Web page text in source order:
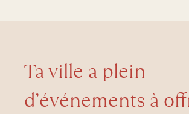
Ta ville a plein
d’événements à